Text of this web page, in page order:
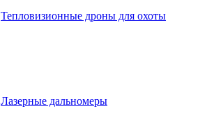
Тепловизионные дроны для охоты
Лазерные дальномеры